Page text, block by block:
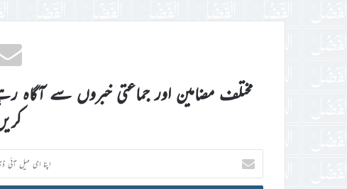
مختلف مضامین اور جماعتی خبروں سے آگاہ
اپنا
ای
میل